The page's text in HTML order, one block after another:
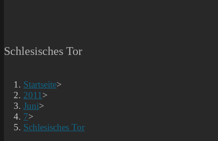
Schlesisches Tor
Startseite>
2011 >
Juni>
7>
Schlesisches Tor